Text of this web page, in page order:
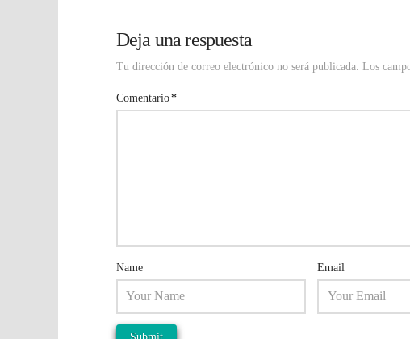
Deja una respuesta
Tu dirección de correo electrónico no será publicada. Los
Comentario*
Name Email